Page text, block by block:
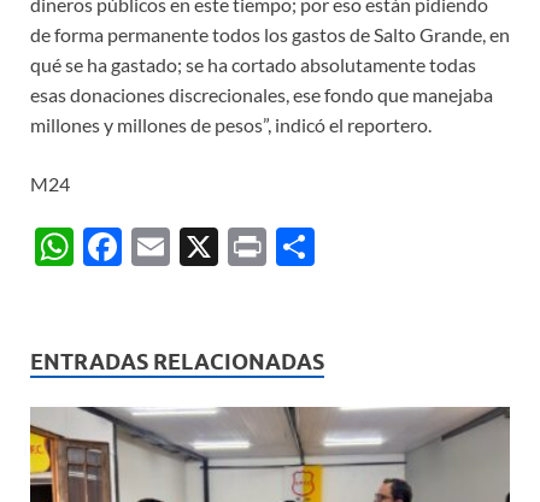
de forma permanente todos los gastos de Salto Grande, en
qué se ha gastado; se ha cortado absolutamente todas
esas donaciones discrecionales, ese fondo que manejaba
millones y millones de pesos”, indicó el reportero.
M24
W
s
A
p
p
F
b
o
o
E
X
P
p
ar
ti
r
ENTRADAS RELACIONADAS